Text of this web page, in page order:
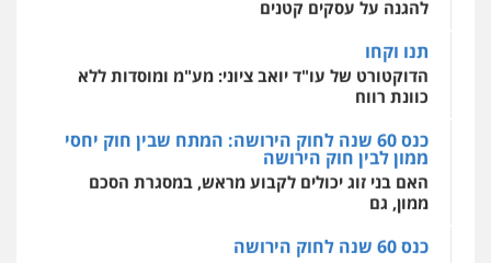
מקצועיים לעורכי דין
לעורכי דין
0544500346
הדוקטורט של עו"ד יואב ציוני: מע"מ ומוסדות ללא
כנס 60 שנה לחוק הירושה: המתח שבין חוק יחסי
ממון לבין חוק הירושה
ממון, גם
כנס 60 שנה לחוק הירושה
ראשי הכנס מדגישים את המהפכה הטכנולגית